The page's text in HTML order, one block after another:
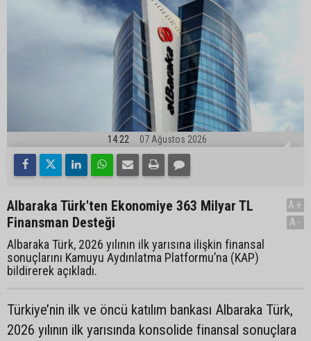
14:22 07 Ağustos 2026
Albaraka Türk'ten Ekonomiye 363 Milyar TL
Finansman Desteği
Albaraka Türk, 2026 yılının ilk yarısına ilişkin finansal
sonuçlarını Kamuyu Aydınlatma Platformu’na (KAP)
bildirerek açıkladı.
A+
A-
Türkiye’nin ilk ve öncü katılım bankası Albaraka Türk,
2026 yılının ilk yarısında konsolide finansal sonuçlara